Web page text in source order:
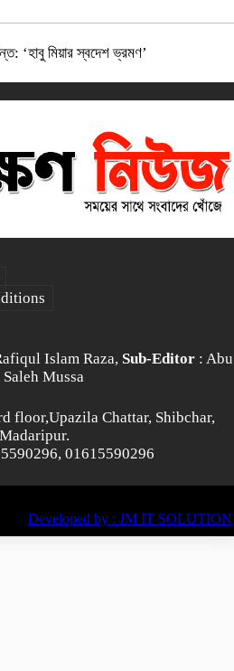
‘হাবু মিয়ার স্বদেশ ভ্রমণ’
Islam Raza, Sub-Editor : Abu
Saleh Mussa
floor,Upazila Chattar, Shibchar,
Madaripur.
01615590296
Developed by : JM IT SOLUTION